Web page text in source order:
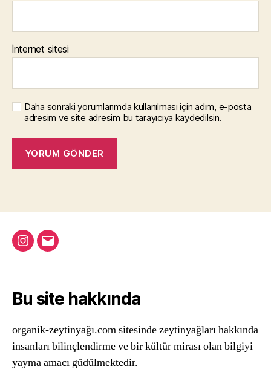
İnternet sitesi
Daha sonraki yorumlarımda kullanılması için adım, e-posta
adresim ve site adresim bu tarayıcıya kaydedilsin.
Instagram
Email
Bu site hakkında
organik-zeytinyağı.com sitesinde zeytinyağları hakkında
insanları bilinçlendirme ve bir kültür mirası olan bilgiyi
yayma amacı güdülmektedir.